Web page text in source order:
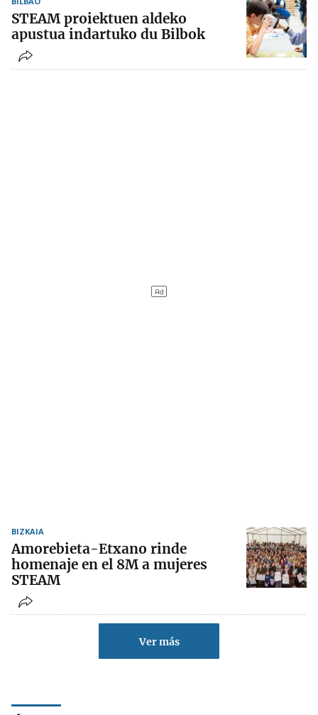
STEAM proiektuen aldeko
apustua indartuko du Bilbok
BIZKAIA
Amorebieta-Etxano rinde
homenaje en el 8M a mujeres
STEAM
Ver más